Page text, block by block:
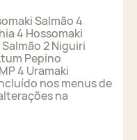
Salmão 4
4 Hossomaki
2 Niguiri
Pepino
4 Uramaki
nos menus de
na